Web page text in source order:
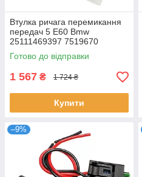
Втулка ричага перемикання
передач 5 E60 Bmw
25111469397 7519670
25111220600 25111222015
Готово до відправки
1 567 ₴ 1 724 ₴
Купити
–9%